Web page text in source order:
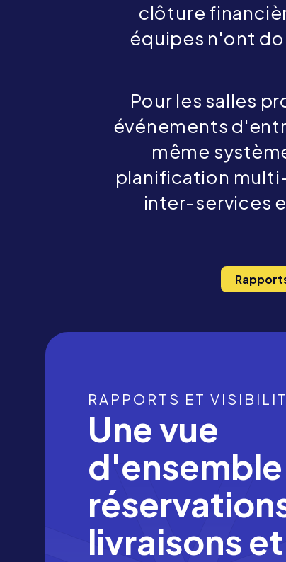
clôture
équipes n'ont
Pour les salles
événements
même
planification
inter-services
RAPPORTS ET
Une vue
d'ensemble
livraisons